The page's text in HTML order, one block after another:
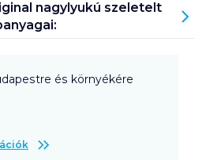
nagylyukú szeletelt
és környékére